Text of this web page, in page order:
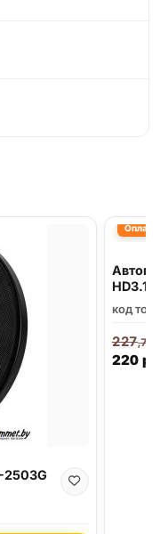
2503G
Оплата
HD3.1
код
220р.
227,70